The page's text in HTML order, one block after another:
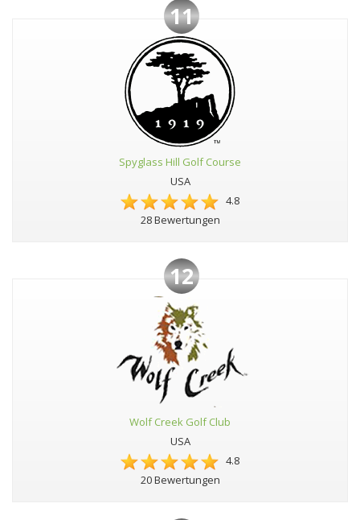
11
Spyglass Hill Golf Course
USA
4.8
28 Bewertungen
12
Wolf Creek Golf Club
USA
4.8
20 Bewertungen